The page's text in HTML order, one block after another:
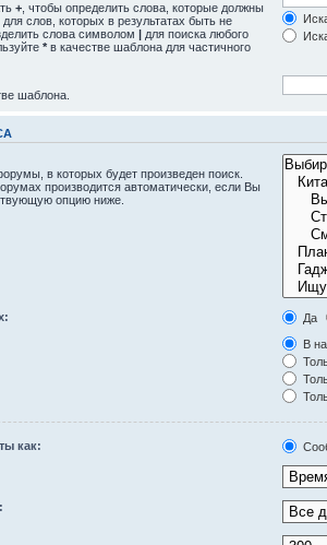
+ , чтобы определить слова, которые должны
для слов, которых в результатах быть не
слова символом | для поиска любого
* в качестве шаблона для частичного
шаблона.
в которых будет произведен поиск.
производится автоматически, если Вы
опцию ниже.
Да
В
как: